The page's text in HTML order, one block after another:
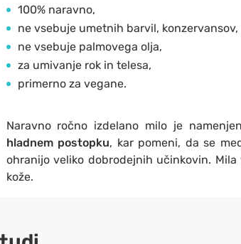
100% naravno,
ne vsebuje umetnih barvil,
ne vsebuje palmovega olja,
za umivanje rok in telesa,
primerno za vegane.
Naravno ročno izdelano milo je
hladnem postopku, kar pomeni, da se
ohranijo veliko dobrodejnih učinkovin.
kože.